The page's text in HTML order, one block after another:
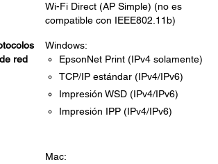
Wi-Fi Direct (AP Simple) (no es
compatible con IEEE802.11b)
red
Windows:
EpsonNet Print (IPv4 solamente)
TCP/IP estándar (IPv4/IPv6)
Impresión WSD (IPv4/IPv6)
Impresión IPP (IPv4/IPv6)
Mac: